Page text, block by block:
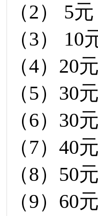
（2） 5
（3）
（4）20
（5）30
（6）30
（7）40
（8）50
（9）60